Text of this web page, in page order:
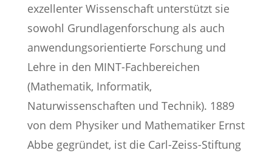
exzellenter Wissenschaft unterstützt sie
sowohl Grundlagenforschung als auch
anwendungsorientierte Forschung und
Lehre in den MINT-Fachbereichen
(Mathematik, Informatik,
Naturwissenschaften und Technik). 1889
von dem Physiker und Mathematiker Ernst
Abbe gegründet, ist die Carl-Zeiss-Stiftung